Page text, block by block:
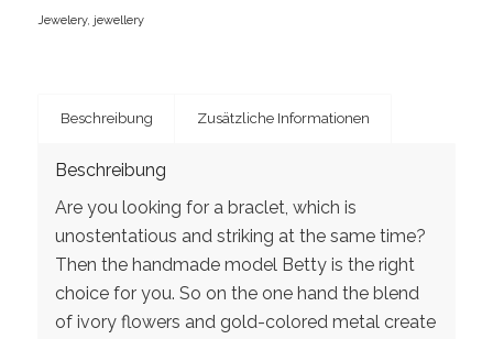
Jewelery, jewellery
Beschreibung Zusätzliche Informationen
Beschreibung
Are you looking for a braclet, which is
unostentatious and striking at the same time?
Then the handmade model Betty is the right
choice for you. So on the one hand the blend
of ivory flowers and gold-colored metal create